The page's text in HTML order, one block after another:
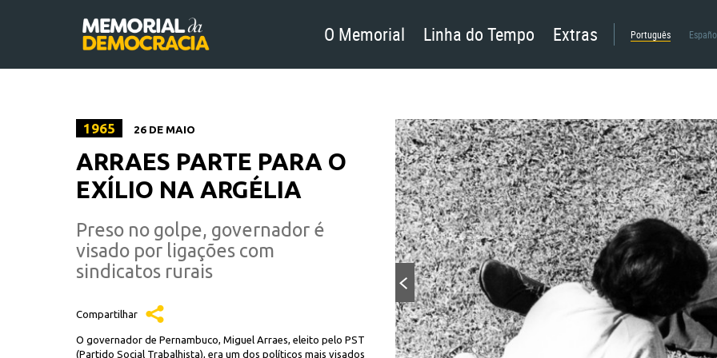
O Memorial Linha do Tempo Extras Português
1965 26 DE MAIO
ARRAES PARTE PARA O
EXÍLIO NA ARGÉLIA
Preso no golpe, governador é
visado por ligações com
sindicatos rurais
Compartilhar
O governador de Pernambuco, Miguel Arraes, eleito pelo PST
(Partido Social Trabalhista), era um dos políticos mais visados